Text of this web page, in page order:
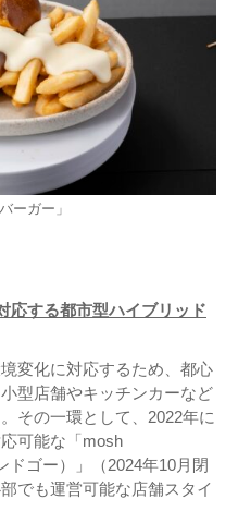
ーガー」
応する都市型ハイブリッド
変化に対応するため、都心
型店舗やキッチンカーなど
その一環として、2022年に
可能な「mosh
ドゴー）」（2024年10月閉
でも運営可能な店舗スタイ